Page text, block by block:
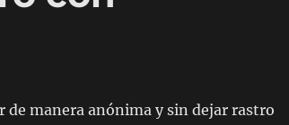
de manera anónima y sin dejar rastro